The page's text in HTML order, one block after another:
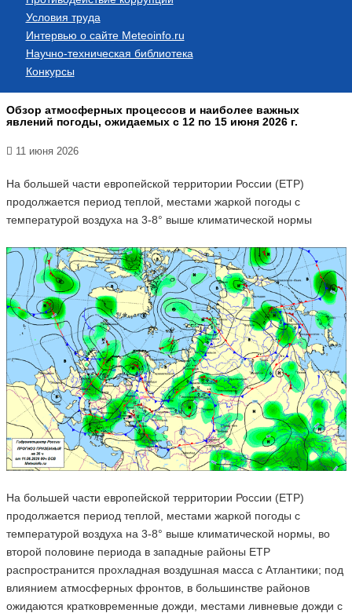
Условия труда
Интервью о сайте Meteoinfo.ru
Научно-техническая библиотека
Конкурсы
Обзор атмосферных процессов и наиболее важных
явлений погоды, ожидаемых с 12 по 15 июня 2026 г.
11 июня 2026
На большей части европейской территории России (ЕТР)
продолжается период теплой, местами жаркой погоды с
температурой воздуха на 3-8° выше климатической нормы
На большей части европейской территории России (ЕТР)
продолжается период теплой, местами жаркой погоды с
температурой воздуха на 3-8° выше климатической нормы, во
второй половине периода в западные районы ЕТР
распространится прохладная воздушная масса с Атлантики; под
влиянием атмосферных фронтов, в большинстве районов
ожидаются кратковременные дожди, местами ливневые дожди с